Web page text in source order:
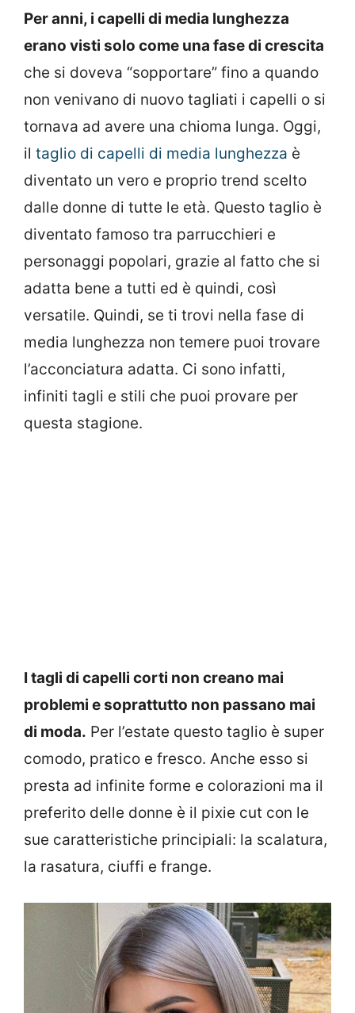
Per anni, i capelli di media lunghezza
erano visti solo come una fase di crescita
che si doveva “sopportare” fino a quando
non venivano di nuovo tagliati i capelli o si
tornava ad avere una chioma lunga. Oggi,
il taglio di capelli di media lunghezza è
diventato un vero e proprio trend scelto
dalle donne di tutte le età. Questo taglio è
diventato famoso tra parrucchieri e
personaggi popolari, grazie al fatto che si
adatta bene a tutti ed è quindi, così
versatile. Quindi, se ti trovi nella fase di
media lunghezza non temere puoi trovare
l’acconciatura adatta. Ci sono infatti,
infiniti tagli e stili che puoi provare per
questa stagione.
I tagli di capelli corti non creano mai
problemi e soprattutto non passano mai
di moda. Per l’estate questo taglio è super
comodo, pratico e fresco. Anche esso si
presta ad infinite forme e colorazioni ma il
preferito delle donne è il pixie cut con le
sue caratteristiche principiali: la scalatura,
la rasatura, ciuffi e frange.